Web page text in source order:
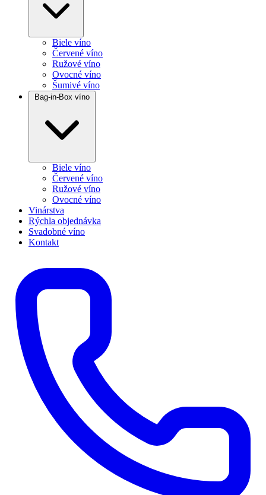
Biele víno
Červené víno
Ružové víno
Ovocné víno
Šumivé víno
Bag-in-Box víno
Biele víno
Červené víno
Ružové víno
Ovocné víno
Vinárstva
Rýchla objednávka
Svadobné víno
Kontakt